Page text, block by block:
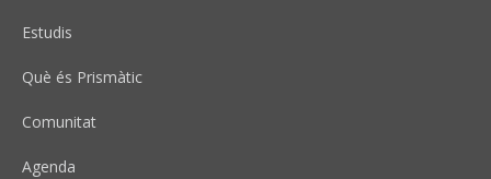
Estudis
Què és Prismàtic
Comunitat
Agenda